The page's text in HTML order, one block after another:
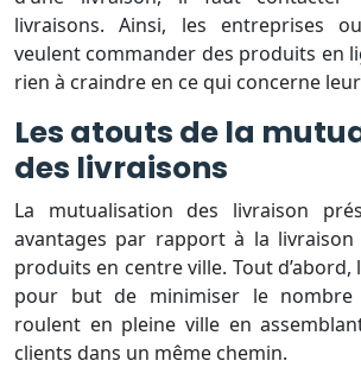
livraisons. Ainsi, les entreprises
veulent commander des produits en
rien à craindre en ce qui concerne
Les atouts de la
des livraisons
La mutualisation des livraison
avantages par rapport à la
produits en centre ville. Tout
pour but de minimiser le nombre
roulent en pleine ville en
clients dans un même chemin.